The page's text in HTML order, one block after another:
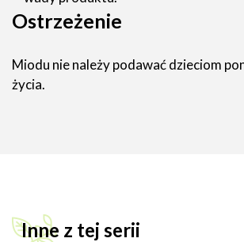
Ostrzeżenie
Miodu nie należy podawać dzieciom
życia.
Inne z tej serii